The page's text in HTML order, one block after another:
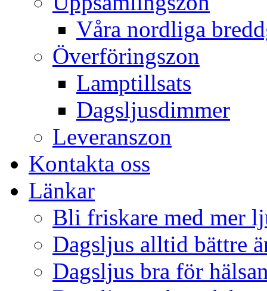
Våra nordliga
Överföringszon
Lamptillsats
Dagsljusdimmer
Leveranszon
Kontakta oss
Länkar
Bli friskare med mer
Dagsljus alltid bättre
Dagsljus bra för